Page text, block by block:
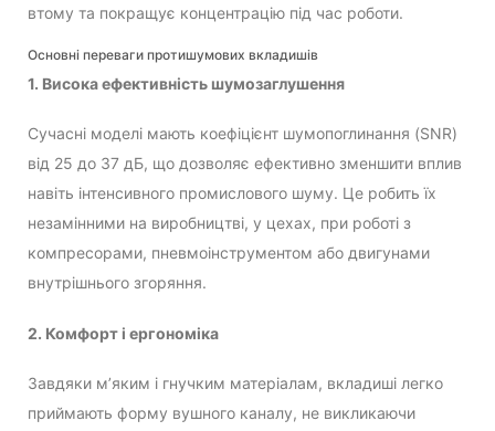
втому та покращує концентрацію під час роботи.
Основні переваги протишумових вкладишів
1. Висока ефективність шумозаглушення
Сучасні моделі мають коефіцієнт шумопоглинання (SNR)
від 25 до 37 дБ, що дозволяє ефективно зменшити вплив
навіть інтенсивного промислового шуму. Це робить їх
незамінними на виробництві, у цехах, при роботі з
компресорами, пневмоінструментом або двигунами
внутрішнього згоряння.
2. Комфорт і ергономіка
Завдяки м’яким і гнучким матеріалам, вкладиші легко
приймають форму вушного каналу, не викликаючи